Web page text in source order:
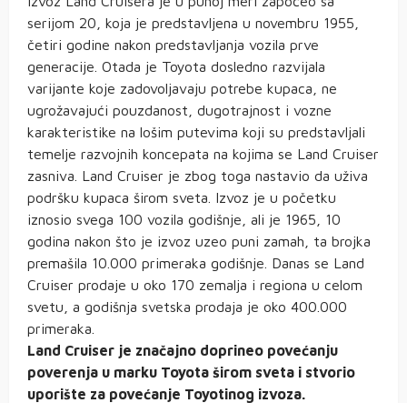
serijom 20, koja je predstavljena u novembru 1955,
četiri godine nakon predstavljanja vozila prve
generacije. Otada je Toyota dosledno razvijala
varijante koje zadovoljavaju potrebe kupaca, ne
ugrožavajući pouzdanost, dugotrajnost i vozne
karakteristike na lošim putevima koji su predstavljali
temelje razvojnih koncepata na kojima se Land Cruiser
zasniva. Land Cruiser je zbog toga nastavio da uživa
podršku kupaca širom sveta. Izvoz je u početku
iznosio svega 100 vozila godišnje, ali je 1965, 10
godina nakon što je izvoz uzeo puni zamah, ta brojka
premašila 10.000 primeraka godišnje. Danas se Land
Cruiser prodaje u oko 170 zemalja i regiona u celom
svetu, a godišnja svetska prodaja je oko 400.000
primeraka.
Land Cruiser je značajno doprineo povećanju
poverenja u marku Toyota širom sveta i stvorio
uporište za povećanje Toyotinog izvoza.